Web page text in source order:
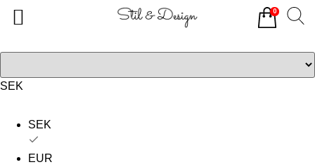
SEK
SEK
EUR
0
Alla produkter
Om oss